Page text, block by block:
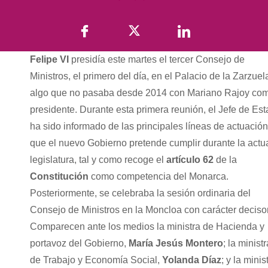
Felipe VI presidía este martes el tercer Consejo de
Ministros, el primero del día, en el Palacio de la
algo que no pasaba desde 2014 con Mariano Rajoy
presidente. Durante esta primera reunión, el Jefe de
ha sido informado de las principales líneas de actuación
que el nuevo Gobierno pretende cumplir durante la
legislatura, tal y como recoge el artículo 62 de la
Constitución como competencia del Monarca.
Posteriormente, se celebraba la sesión ordinaria del
Consejo de Ministros en la Moncloa con carácter
Comparecen ante los medios la ministra de Hacienda y
portavoz del Gobierno, María Jesús Montero; la
de Trabajo y Economía Social, Yolanda Díaz; y la